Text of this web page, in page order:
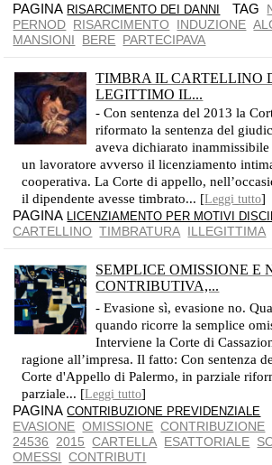
PAGINA RISARCIMENTO DEI DANNI TAG
PERNOD RISARCIMENTO INDUZIONE
MANSIONI
BERE PARTECIPAVA
TIMBRA IL CARTELLINO
LEGITTIMO IL...
- Con sentenza del 2013 la
riformato la sentenza del
aveva dichiarato
un lavoratore avverso il licenziamento
cooperativa. La Corte di appello,
il dipendente avesse timbrato... [Leggi tutto]
PAGINA LICENZIAMENTO PER MOTIVI
CARTELLINO TIMBRATURA ILLEGITTIMA
SEMPLICE OMISSIONE E
CONTRIBUTIVA,...
- Evasione sì, evasione no.
quando ricorre la semplice
Interviene la Corte di
ragione all’impresa. Il fatto: Con sentenza
Corte d'Appello di Palermo, in parziale
parziale... [Leggi tutto]
PAGINACONTRIBUZIONE PREVIDENZIALE
EVASIONE OMISSIONE CONTRIBUZIONE
24536
2015 CARTELLA ESATTORIALE
OMESSI CONTRIBUTI